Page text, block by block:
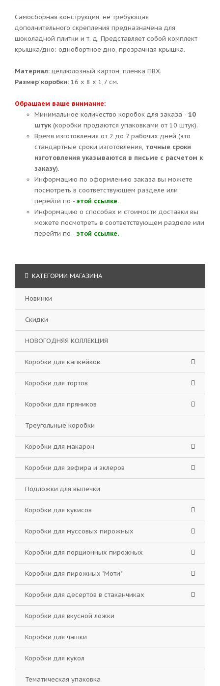
Самосборная конструкция, не требующая
дополнительного скрепления предназначена для
шоколадной плитки и т. д. Представляет собой комплект
крышка/дно: однобортное дно, прозрачная крышка.
Материал: целлюлозный картон, пленка ПВХ.
Размер коробки: 16 х 8 х 1,7 см.
Обращаем ваше внимание:
Минимальное количество коробок для заказа - 10
штук(коробки продаются упаковками от 10 штук).
Время изготовления от 2 до 7 рабочих дней (это
стандартные сроки изготовления, точные сроки
изготовления указываются в письме с расчетом к
заказу).
Информацию по оформлению заказа вы можете
посмотреть в соответствующем разделе или
перейти по - этой ссылке.
Информацию о способах и стоимости доставки вы
можете посмотреть в соответствующем разделе или
перейти по - этой ссылке.
КАТЕГОРИИ МАГАЗИНА
Новинки
Скидки
НОВОГОДНЯЯ КОЛЛЕКЦИЯ
Коробки для капкейков
Коробки для тортов
Коробки для пряников
Треугольные коробки
Коробки для макарон
Коробки для зефира и эклеров
Подложки для выпечки
Коробки для кукисов
Коробки для муссовых пирожных
Коробки для порционных пирожных
Коробки для пирожных "Моти"
Коробки для десертов в стаканчиках
Коробки для вкусной ложки
Коробки для чашки
Коробки для кукол
Тематическая упаковка